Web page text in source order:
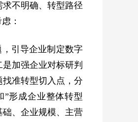
不明确、转型路径
：
引导企业制定数字
加强企业对标研判
准转型切入点，分
形成企业整体转型
、企业规模、主营